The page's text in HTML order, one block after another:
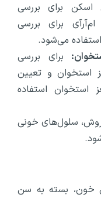
برای بررسی
برای بررسی
می‌شود.
برای بررسی
استخوان و تعیین
استفاده
سلول‌های خونی
بسته به سن